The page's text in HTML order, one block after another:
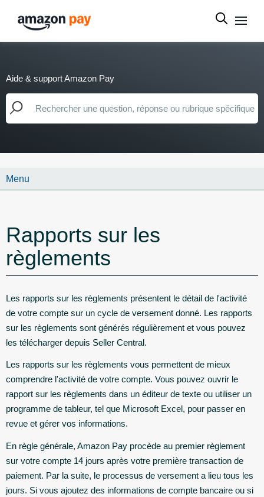
Aide & support Amazon Pay
Menu
Rapports sur les
règlements
Les rapports sur les règlements présentent le détail de l'activité
de votre compte sur un cycle de versement donné. Les rapports
sur les règlements sont générés régulièrement et vous pouvez
les télécharger depuis Seller Central.
Les rapports sur les règlements vous permettent de mieux
comprendre l'activité de votre compte. Vous pouvez ouvrir le
rapport sur les règlements dans un éditeur de texte ou utiliser un
programme de tableur, tel que Microsoft Excel, pour passer en
revue et gérer vos informations.
En règle générale, Amazon Pay procède au premier règlement
sur votre compte 14 jours après votre première transaction de
paiement. Par la suite, le processus de versement a lieu tous les
jours. Si vous ajoutez des informations de compte bancaire ou si